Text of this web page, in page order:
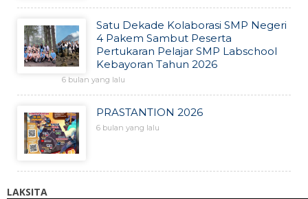
Satu Dekade Kolaborasi SMP Negeri
4 Pakem Sambut Peserta
Pertukaran Pelajar SMP Labschool
Kebayoran Tahun 2026
6 bulan yang lalu
PRASTANTION 2026
6 bulan yang lalu
LAKSITA